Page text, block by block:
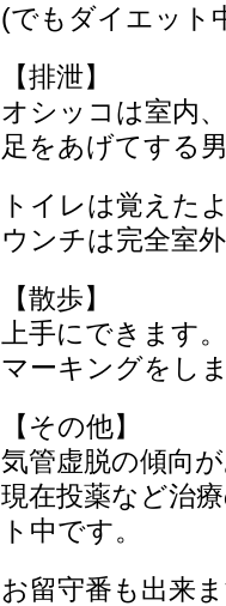
(でもダイエット
【排泄】
オシッコは室内
足をあげてする
トイレは覚えた
ウンチは完全室
【散歩】
上手にできます。
マーキングをし
【その他】
気管虚脱の傾向
現在投薬など治
ト中です。
お留守番も出来